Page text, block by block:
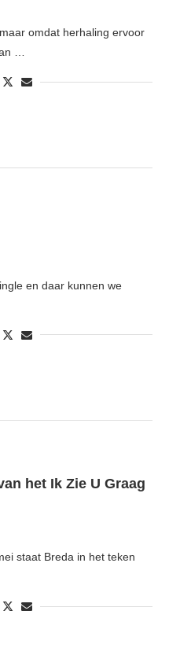
omdat herhaling ervoor
…
en daar kunnen we
het Ik Zie U Graag
staat Breda in het teken